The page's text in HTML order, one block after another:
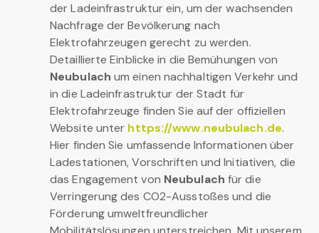
der Ladeinfrastruktur ein, um der wachsenden
Nachfrage der Bevölkerung nach
Elektrofahrzeugen gerecht zu werden.
Detaillierte Einblicke in die Bemühungen von
Neubulach um einen nachhaltigen Verkehr und
in die Ladeinfrastruktur der Stadt für
Elektrofahrzeuge finden Sie auf der offiziellen
Website unter https://www.neubulach.de.
Hier finden Sie umfassende Informationen über
Ladestationen, Vorschriften und Initiativen, die
das Engagement von Neubulach für die
Verringerung des CO2-Ausstoßes und die
Förderung umweltfreundlicher